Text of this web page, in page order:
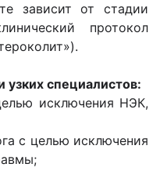
зависит от стадии
протокол
узких специалистов:
исключения НЭК,
с целью исключения